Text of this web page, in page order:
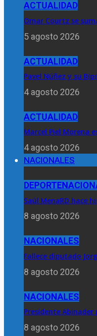
ACTUALIDAD
Omar Courtz se
5 agosto 2026
ACTUALIDAD
Pavel Núñez y su
4 agosto 2026
ACTUALIDAD
Marcel Piel Morena
4 agosto 2026
NACIONALES
DEPORTE
Saúl MenaRD hace
8 agosto 2026
NACIONALES
Fallece diputado
8 agosto 2026
NACIONALES
Presidente
8 agosto 2026